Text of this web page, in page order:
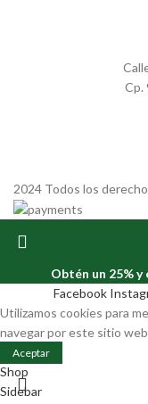
Cp.
2024 Todos los
Obtén un 25%
Facebook
Utilizamos cookies para
navegar por este sitio
Aceptar
Shop
Sidebar